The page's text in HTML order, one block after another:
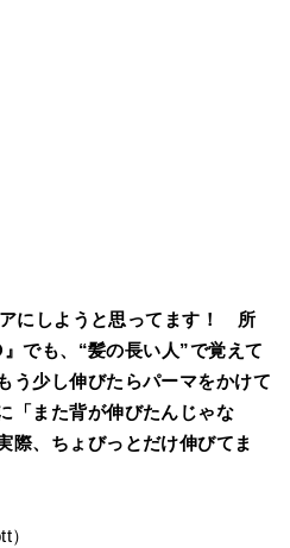
アにしようと思ってます！ 所
でも、“髪の長い人”で覚えて
う少し伸びたらパーマをかけて
「また背が伸びたんじゃな
際、ちょびっとだけ伸びてま